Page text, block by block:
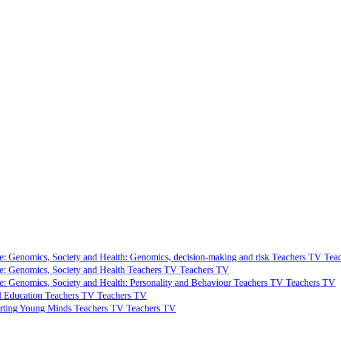
Genomics, Society and Health: Genomics, decision-making and risk Teachers TV
Genomics, Society and Health Teachers TV Teachers TV
Genomics, Society and Health: Personality and Behaviour Teachers TV Teachers TV
Education Teachers TV Teachers TV
Young Minds Teachers TV Teachers TV